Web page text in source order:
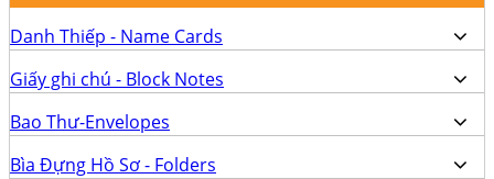
Danh Thiếp - Name Cards
Giấy ghi chú - Block Notes
Bao Thư-Envelopes
Bìa Đựng Hồ Sơ - Folders